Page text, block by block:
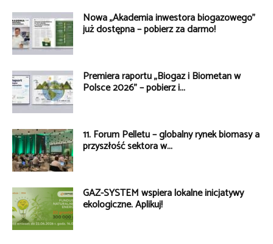
Nowa „Akademia inwestora biogazowego”
już dostępna – pobierz za darmo!
Premiera raportu „Biogaz i Biometan w
Polsce 2026” – pobierz i...
11. Forum Pelletu – globalny rynek biomasy a
przyszłość sektora w...
GAZ-SYSTEM wspiera lokalne inicjatywy
ekologiczne. Aplikuj!